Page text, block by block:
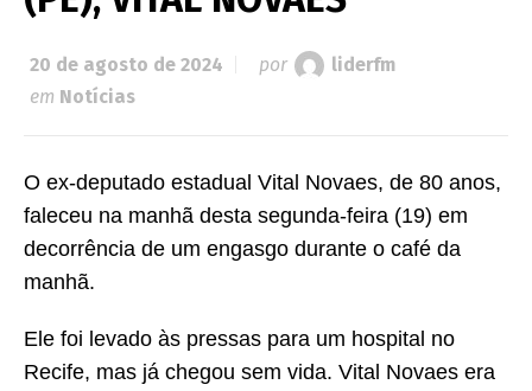
20 de agosto de 2024 por
liderfm
em Notícias
O ex-deputado estadual Vital Novaes, de 80 anos,
faleceu na manhã desta segunda-feira (19) em
decorrência de um engasgo durante o café da
manhã.
Ele foi levado às pressas para um hospital no
Recife, mas já chegou sem vida. Vital Novaes era